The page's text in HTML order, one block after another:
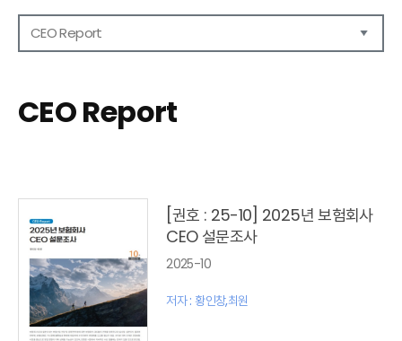
CEO Report
CEO Brief
영상자료
CEO Report
[권호 : 25-10] 2025년 보험회사
CEO 설문조사
2025-10
저자 : 황인창,최원